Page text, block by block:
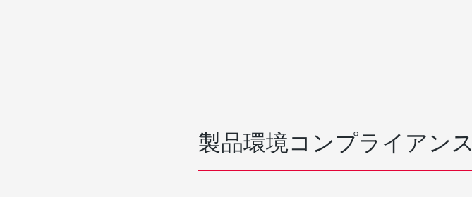
製品環境コンプライアンス